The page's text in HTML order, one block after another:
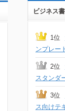
ビジネス
1位
ンプレー
2位
スタンダ
3位
ス向けテ